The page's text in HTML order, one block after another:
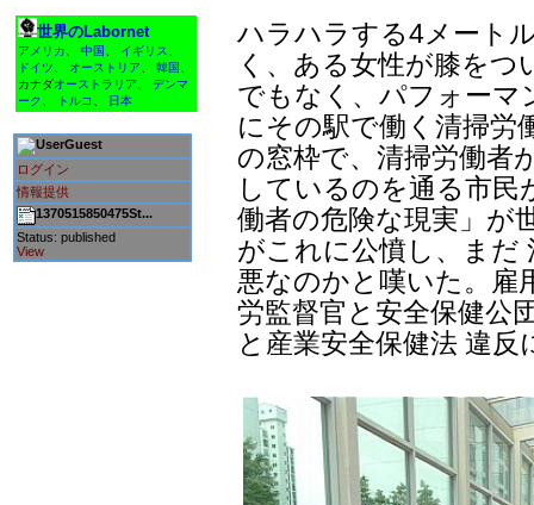
世界のLabornet
アメリカ 中国 イギリス
ドイツ
オーストリア 韓国
カナダオーストラリア
デンマ
ーク
トルコ 日本
Guest
ログイン
情報提供
1370515850475St...
Status: published
View
ハラハラする4メート
く、ある女性が膝をつ
でもなく、パフォー
にその駅で働く清掃労
の窓枠で、清掃労働者
しているのを通る市民
働者の危険な現実」が
がこれに公憤し、まだ
悪なのかと嘆いた。雇
労監督官と安全保健公
と産業安全保健法 違